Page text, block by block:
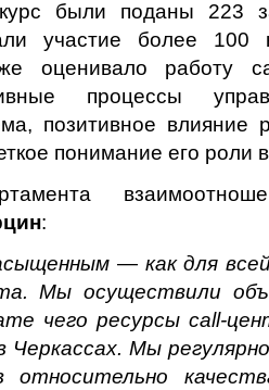
были поданы 223
участие более 100
оценивало работу
процессы
позитивное влияние
понимание его роли
:
—как для
Мы осуществили
чего ресурсы сall-
Черкассах. Мы